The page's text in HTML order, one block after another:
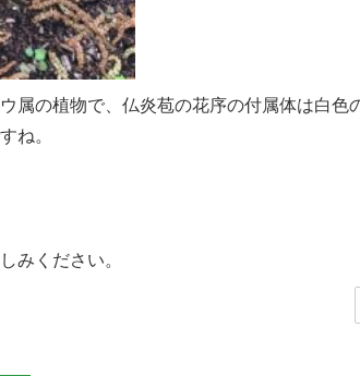
属の植物で、仏炎苞の花序の付属体は白
ね。
みください。